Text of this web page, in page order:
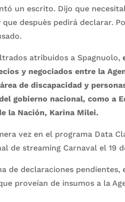
un escrito. Dijo que
despuès pedirá declarar.
atribuidos a Spagnuolo,
y negociados entre la
de discapacidad y
gobierno nacional, como a
la Nación, Karina Milei.
vez en el programa Data
de streaming Carnaval el 19
de declaraciones
proveían de insumos a la